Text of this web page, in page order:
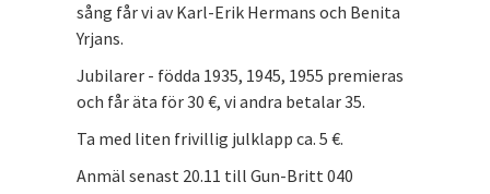
sång får vi av Karl-Erik Hermans och Benita
Yrjans.
Jubilarer - födda 1935, 1945, 1955 premieras
och får äta för 30 €, vi andra betalar 35.
Ta med liten frivillig julklapp ca. 5 €.
Anmäl senast 20.11 till Gun-Britt 040